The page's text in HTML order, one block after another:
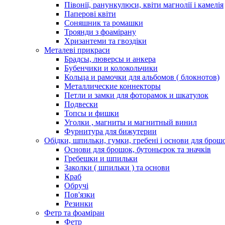
Півонії, ранункулюси, квіти магнолії і камелія
Паперові квіти
Соняшник та ромашки
Троянди з фоамірану
Хризантеми та гвоздіки
Металеві прикраси
Брадсы, люверсы и анкера
Бубенчики и колокольчики
Кольца и рамочки для альбомов ( блокнотов)
Металлические коннекторы
Петли и замки для фоторамок и шкатулок
Подвески
Топсы и фишки
Уголки , магниты и магнитный винил
Фурнитура для бижутерии
Обідки, шпильки, гумки, гребені і основи для
Основи для брошок, бутоньєрок та значків
Гребешки и шпильки
Заколки ( шпильки ) та основи
Краб
Обручі
Пов'язки
Резинки
Фетр та фоаміран
Фетр